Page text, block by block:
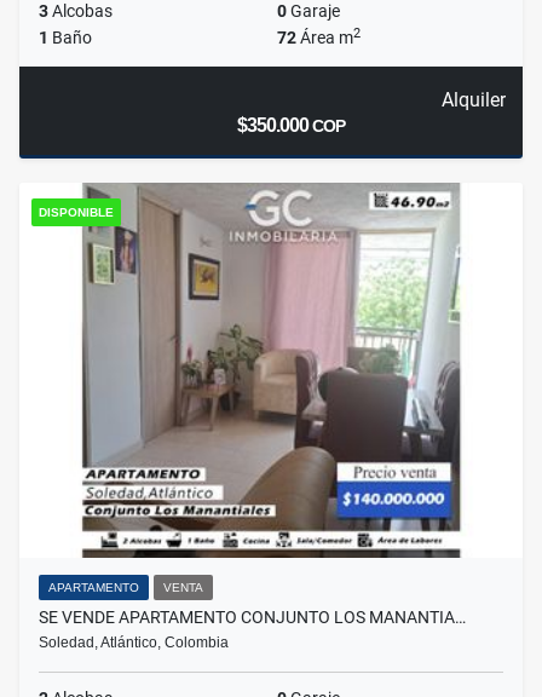
3Alcobas 0Garaje
1 Baño 72Área m2
Alquiler
$350.000COP
DISPONIBLE
APARTAMENTO VENTA
SE VENDE APARTAMENTO CONJUNTO LOS MANANTIA…
Soledad, Atlántico, Colombia